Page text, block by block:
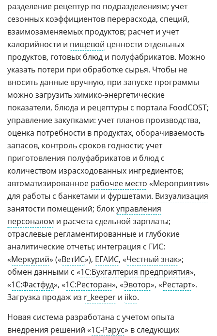
разделение рецептур по подразделениям; учет
сезонных коэффициентов перерасхода, специй,
взаимозаменяемых продуктов; расчет и учет
калорийности и пищевой ценности отдельных
продуктов, готовых блюд и полуфабрикатов. Можно
указать потери при обработке сырья. Чтобы не
вносить данные вручную, при запуске программы
можно загрузить химико-энергетические
показатели, блюда и рецептуры с портала FoodCOST;
управление закупками: учет планов производства,
оценка потребности в продуктах, оборачиваемость
запасов, контроль сроков годности; учет
приготовления полуфабрикатов и блюд с
количеством израсходованных ингредиентов;
автоматизированное рабочее место «Мероприятия»
для работы с банкетами и фуршетами. Визуализация
занятости помещений; блокуправления
персоналом и расчета сдельной зарплаты;
отраслевые регламентированные и глубокие
аналитические отчеты; интеграция с ГИС:
«Меркурий» («ВетИС»), ЕГАИС, «Честный знак»;
обмен данными с «1С:Бухгалтерия предприятия»,
«1С:Фастфуд», «1С:Ресторан», «Эвотор», «Рестарт».
Загрузка продаж из r_keeper и iiko.
Новая система разработана с учетом опыта
внедрения решений «1С-Рарус» в следующих